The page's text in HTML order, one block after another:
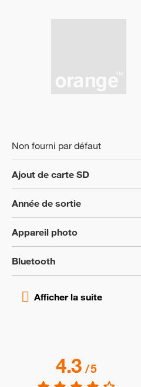
Non fourni par défaut
Ajout de carte SD
Année de sortie
Appareil photo
Bluetooth
4.3/5